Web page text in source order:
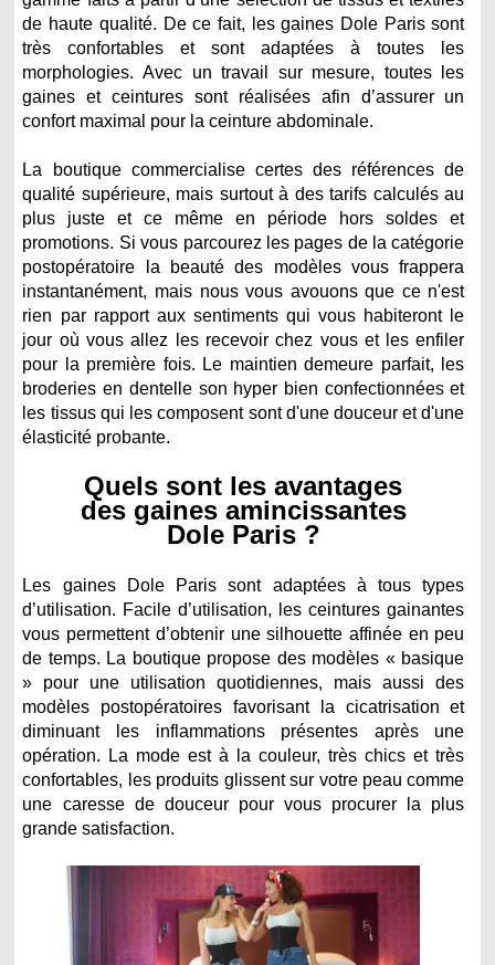
de haute qualité. De ce fait, les gaines Dole Paris sont
très confortables et sont adaptées à toutes les
morphologies. Avec un travail sur mesure, toutes les
gaines et ceintures sont réalisées afin d’assurer un
confort maximal pour la ceinture abdominale.
La boutique commercialise certes des références de
qualité supérieure, mais surtout à des tarifs calculés au
plus juste et ce même en période hors soldes et
promotions. Si vous parcourez les pages de la catégorie
postopératoire la beauté des modèles vous frappera
instantanément, mais nous vous avouons que ce n'est
rien par rapport aux sentiments qui vous habiteront le
jour où vous allez les recevoir chez vous et les enfiler
pour la première fois. Le maintien demeure parfait, les
broderies en dentelle son hyper bien confectionnées et
les tissus qui les composent sont d'une douceur et d'une
élasticité probante.
Quels sont les avantages
des gaines amincissantes
Dole Paris ?
Les gaines Dole Paris sont adaptées à tous types
d’utilisation. Facile d’utilisation, les ceintures gainantes
vous permettent d’obtenir une silhouette affinée en peu
de temps. La boutique propose des modèles « basique
» pour une utilisation quotidiennes, mais aussi des
modèles postopératoires favorisant la cicatrisation et
diminuant les inflammations présentes après une
opération. La mode est à la couleur, très chics et très
confortables, les produits glissent sur votre peau comme
une caresse de douceur pour vous procurer la plus
grande satisfaction.